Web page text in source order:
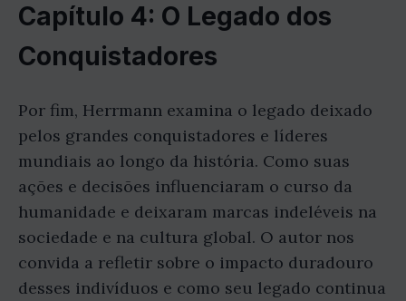
Capítulo 4: O Legado dos
Conquistadores
Por fim, Herrmann examina o legado deixado
pelos grandes conquistadores e líderes
mundiais ao longo da história. Como suas
ações e decisões influenciaram o curso da
humanidade e deixaram marcas indeléveis na
sociedade e na cultura global. O autor nos
convida a refletir sobre o impacto duradouro
desses indivíduos e como seu legado continua